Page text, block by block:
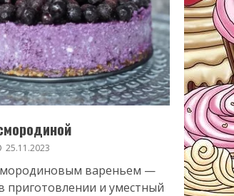
25.11.2023
вареньем —
приготовлении и уместный